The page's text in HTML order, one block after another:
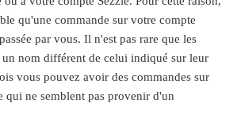
qu'une commande sur votre compte
par vous. Il n'est pas rare que les
nom différent de celui indiqué sur leur
vous pouvez avoir des commandes sur
qui ne semblent pas provenir d'un